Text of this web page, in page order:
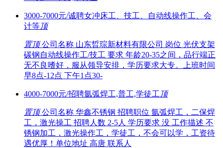
3000-7000元/诚聘女冲床工、技工、自动线操作工、会
计等顶
置顶公司名称 山东晢琮新材料有限公司 岗位 光伏支架
碳钢自动线操作工/技工 要求 年龄20-35之间，品行端正
无不良嗜好，服从领导安排，学历要求大专。上班时间
早8点-12点 下午1点30-
4000-7000元/招聘氩弧焊工,普工,学徒工 顶
置顶公司名称 华鑫不锈钢 招聘职位 氩弧焊工，二保焊
工，激光操工 招聘人数 2-5人 学历要求 没 工作描述 不
锈钢加工，激光操作工，学徒工，不会可以学，工资待
遇优厚！单位地址 高唐 联系人